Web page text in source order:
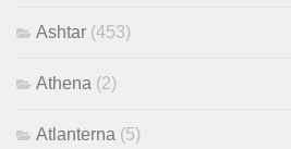
Ashtar (453)
Athena (2)
Atlanterna (5)